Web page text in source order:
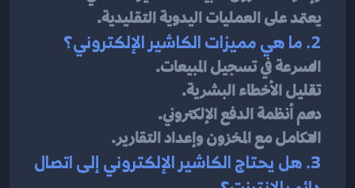
يعتمد على العمليات اليدوية التقليدية.
2. ما هي مميزات الكاشير الإلكتروني؟
السرعة في تسجيل المبيعات.
تقليل الأخطاء البشرية.
دعم أنظمة الدفع الإلكتروني.
التكامل مع المخزون وإعداد التقارير.